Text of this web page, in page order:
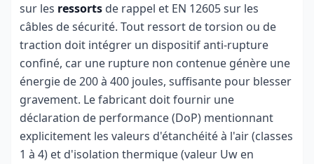
sur les ressorts de rappel et EN 12605 sur les
câbles de sécurité. Tout ressort de torsion ou de
traction doit intégrer un dispositif anti-rupture
confiné, car une rupture non contenue génère une
énergie de 200 à 400 joules, suffisante pour blesser
gravement. Le fabricant doit fournir une
déclaration de performance (DoP) mentionnant
explicitement les valeurs d'étanchéité à l'air (classes
1 à 4) et d'isolation thermique (valeur Uw en